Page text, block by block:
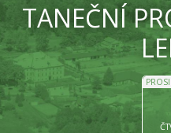
TANEČNÍ